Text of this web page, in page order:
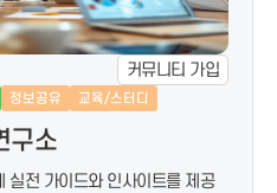
정보공유 교육/스터디
커뮤니티 가입
구소
실전 가이드와 인사이트를 제공